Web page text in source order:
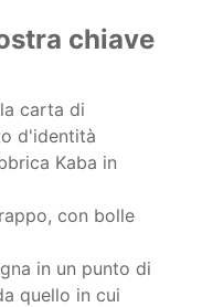
chiave
carta di
d'identità
Kaba in
con bolle
in un punto di
quello in cui